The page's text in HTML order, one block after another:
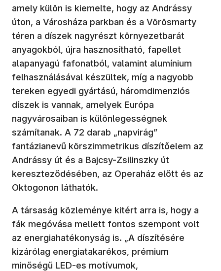
amely külön is kiemelte, hogy az Andrássy
úton, a Városháza parkban és a Vörösmarty
téren a díszek nagyrészt környezetbarát
anyagokból, újra hasznosítható, fapellet
alapanyagú fafonatból, valamint alumínium
felhasználásával készültek, míg a nagyobb
tereken egyedi gyártású, háromdimenziós
díszek is vannak, amelyek Európa
nagyvárosaiban is különlegességnek
számítanak. A 72 darab „napvirág”
fantázianevű körszimmetrikus díszítőelem az
Andrássy út és a Bajcsy-Zsilinszky út
kereszteződésében, az Operaház előtt és az
Oktogonon láthatók.
A társaság közleménye kitért arra is, hogy a
fák megóvása mellett fontos szempont volt
az energiahatékonyság is. „A díszítésére
kizárólag energiatakarékos, prémium
minőségű LED-es motívumok,